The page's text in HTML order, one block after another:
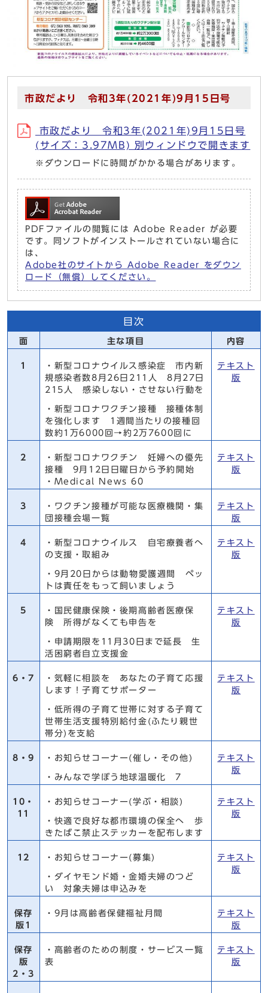
市政だより 令和3年(2021年)9月15日号
市政だより 令和3年(2021年)9月15日号
(サイズ：3.97MB) 別ウィンドウで開きます
※ダウンロードに時間がかかる場合があります。
PDFファイルの閲覧には Adobe Reader が必要
です。同ソフトがインストールされていない場合に
は、
Adobe社のサイトから Adobe Reader をダウン
ロード（無償）してください。
目次
面 主な項目 内容
1
・新型コロナウイルス感染症 市内新
規感染者数8月26日211人 8月27日
215人 感染しない・させない行動を
・新型コロナワクチン接種 接種体制
を強化します 1週間当たりの接種回
数約1万6000回→約2万7600回に
テキスト
版
2
・新型コロナワクチン 妊婦への優先
接種 9月12日日曜日から予約開始
・Medical News 60
テキスト
版
3
・ワクチン接種が可能な医療機関・集
団接種会場一覧
テキスト
版
4
・新型コロナウイルス 自宅療養者へ
の支援・取組み
・9月20日からは動物愛護週間 ペッ
トは責任をもって飼いましょう
テキスト
版
5
・国民健康保険・後期高齢者医療保
険 所得がなくても申告を
・申請期限を11月30日まで延長 生
活困窮者自立支援金
テキスト
版
6・7
・気軽に相談を あなたの子育て応援
します！子育てサポーター
・低所得の子育て世帯に対する子育て
世帯生活支援特別給付金(ふたり親世
帯分)を支給
テキスト
版
8・9 ・お知らせコーナー(催し・その他)
・みんなで学ぼう地球温暖化 7
テキスト
版
10・
11
・お知らせコーナー(学ぶ・相談)
・快適で良好な都市環境の保全へ 歩
きたばこ禁止ステッカーを配布します
テキスト
版
12 ・お知らせコーナー(募集)
・ダイヤモンド婚・金婚夫婦のつど
い 対象夫婦は申込みを
テキスト
版
保存
版1
・9月は高齢者保健福祉月間
テキスト
版
保存
版
2・3
・高齢者のための制度・サービス一覧
表
テキスト
版